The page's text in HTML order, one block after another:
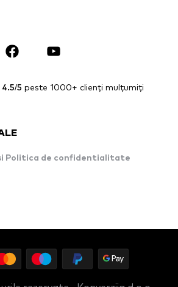
4.5/5 peste 1000+ clienți mulțumiți
Politica de confidentialitate